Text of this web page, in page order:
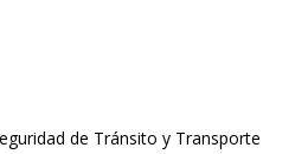
de Tránsito y Transporte